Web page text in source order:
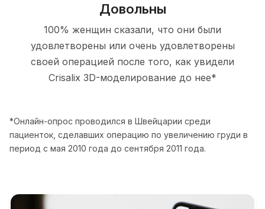
Довольны
100% женщин сказали, что они были
удовлетворены или очень удовлетворены
своей операцией после того, как увидели
Crisalix 3D-моделирование до нее*
*Онлайн-опрос проводился в Швейцарии среди
пациенток, сделавших операцию по увеличению груди в
период с мая 2010 года до сентября 2011 года.